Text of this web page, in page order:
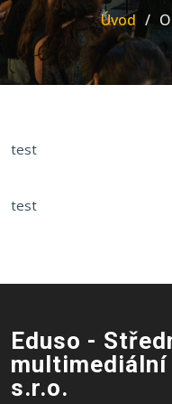
Úvod
test
test
Eduso -
multimediální
s.r.o.